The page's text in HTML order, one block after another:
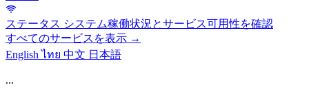
ステータス システム稼働状況とサービス可用性を確認
すべてのサービスを表示 →
Englishไทย 中文 日本語
...